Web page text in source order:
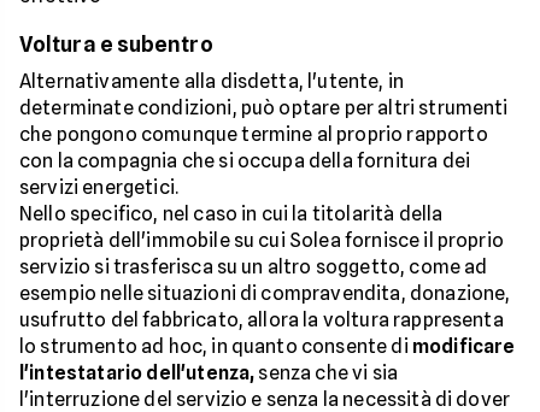
Voltura e subentro
Alternativamente alla disdetta, l'utente, in
determinate condizioni, può optare per altri strumenti
che pongono comunque termine al proprio rapporto
con la compagnia che si occupa della fornitura dei
servizi energetici.
Nello specifico, nel caso in cui la titolarità della
proprietà dell'immobile su cui Solea fornisce il proprio
servizio si trasferisca su un altro soggetto, come ad
esempio nelle situazioni di compravendita, donazione,
usufrutto del fabbricato, allora la voltura rappresenta
lo strumento ad hoc, in quanto consente di modificare
l'intestatario dell'utenza, senza che vi sia
l'interruzione del servizio e senza la necessità di dover